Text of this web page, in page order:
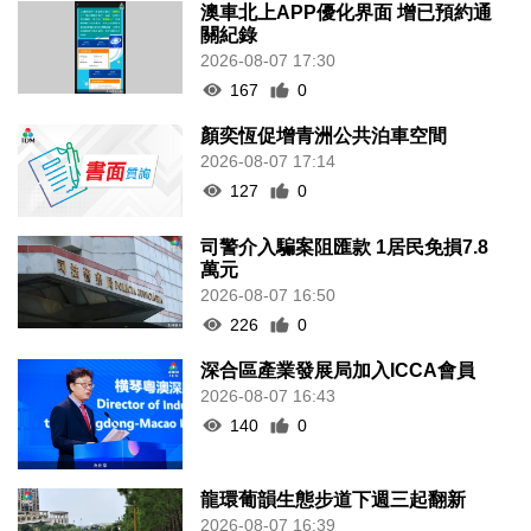
澳車北上APP優化界面 增已預約通
關紀錄
2026-08-07 17:30
167
0
顏奕恆促增青洲公共泊車空間
2026-08-07 17:14
127
0
司警介入騙案阻匯款 1居民免損7.8
萬元
2026-08-07 16:50
226
0
深合區產業發展局加入ICCA會員
2026-08-07 16:43
140
0
龍環葡韻生態步道下週三起翻新
2026-08-07 16:39